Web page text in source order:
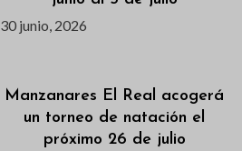
30 junio, 2026
Manzanares El Real acogerá
un torneo de natación el
próximo 26 de julio